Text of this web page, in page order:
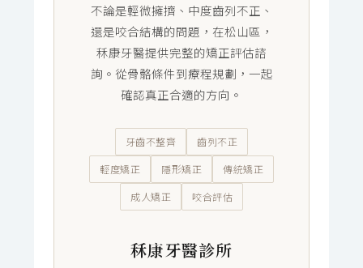
不論是輕微擁擠、中度齒列不正、
還是咬合結構的問題，在松山區，
秝康牙醫提供完整的矯正評估諮
詢。從骨骼條件到療程規劃，一起
確認真正合適的方向。
牙齒不整齊
齒列不正
輕度矯正
隱形矯正
傳統矯正
成人矯正
咬合評估
秝康牙醫診所